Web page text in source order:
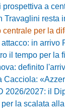
a
resta in
centrale per la
in arrivo
la fideiussione: l'annuncio
definito
«Azzerare subito la
Interregionale
alla A: la forza della nuova